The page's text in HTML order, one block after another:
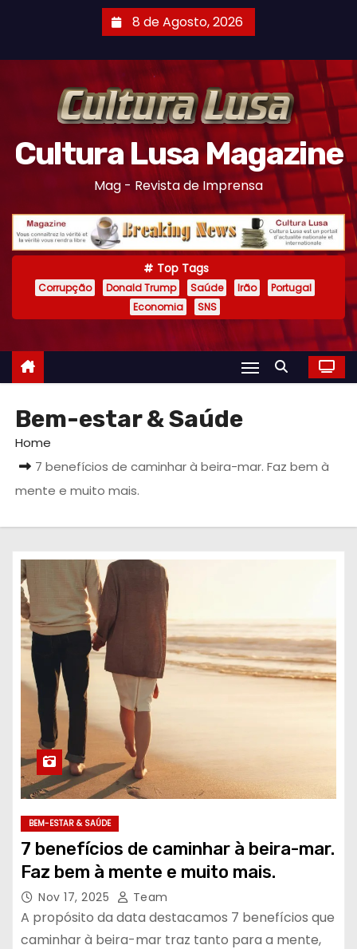
8 de Agosto, 2026
Cultura Lusa Magazine
Mag - Revista de Imprensa
Top Tags
Corrupção Donald Trump Saúde Irão
Portugal
Economia
SNS
Bem-estar & Saúde
Home
7 benefícios de caminhar à beira-mar. Faz bem à
mente e muito mais.
BEM-ESTAR & SAÚDE
7 benefícios de caminhar à beira-mar.
Faz bem à mente e muito mais.
Nov 17, 2025 Team
A propósito da data destacamos 7 benefícios que
caminhar à beira-mar traz tanto para a mente,